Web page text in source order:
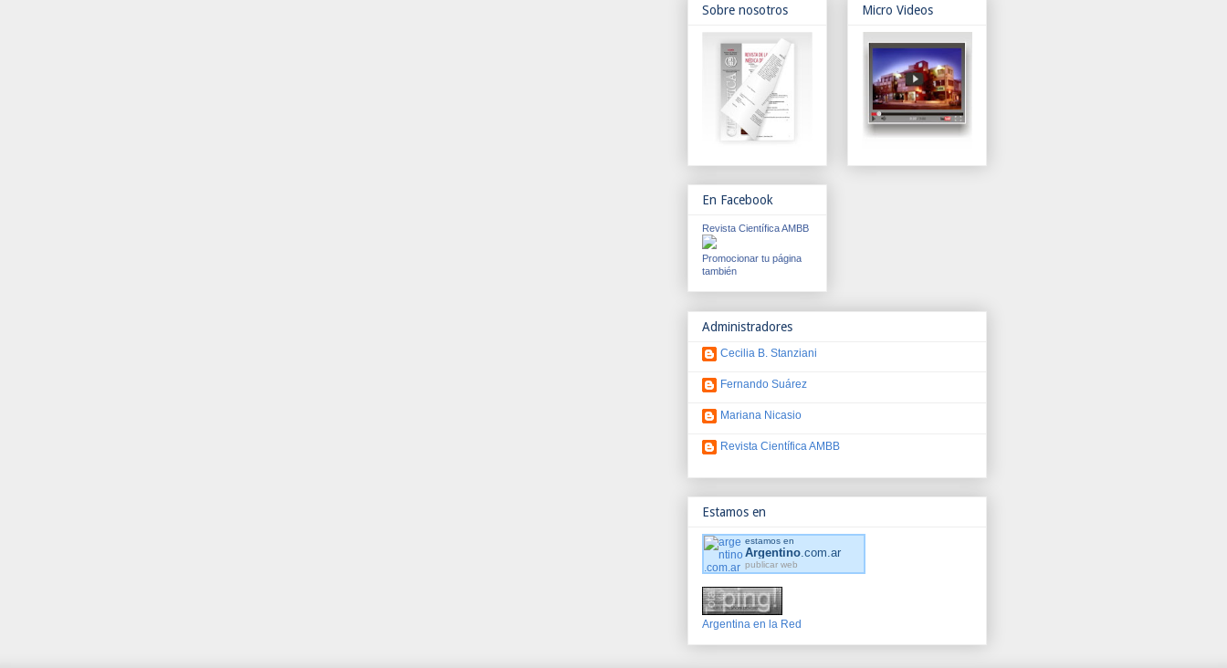
Sobre nosotros
En Facebook
Revista Científica AMBB
Promocionar tu página
también
Micro Videos
Administradores
Cecilia B. Stanziani
Fernando Suárez
Mariana Nicasio
Revista Científica AMBB
Estamos en
estamos en
Argentino.com.ar
publicar web
Argentina en la Red